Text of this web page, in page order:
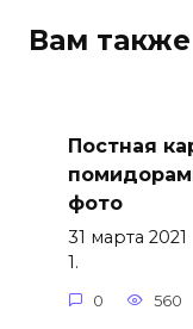
Вам
Постная
фото
31 марта
1.
0 560